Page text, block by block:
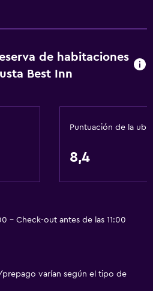
de habitaciones
Best Inn
Puntuación de la
8,4
- Check-out antes de las 11:00
varían según el tipo de